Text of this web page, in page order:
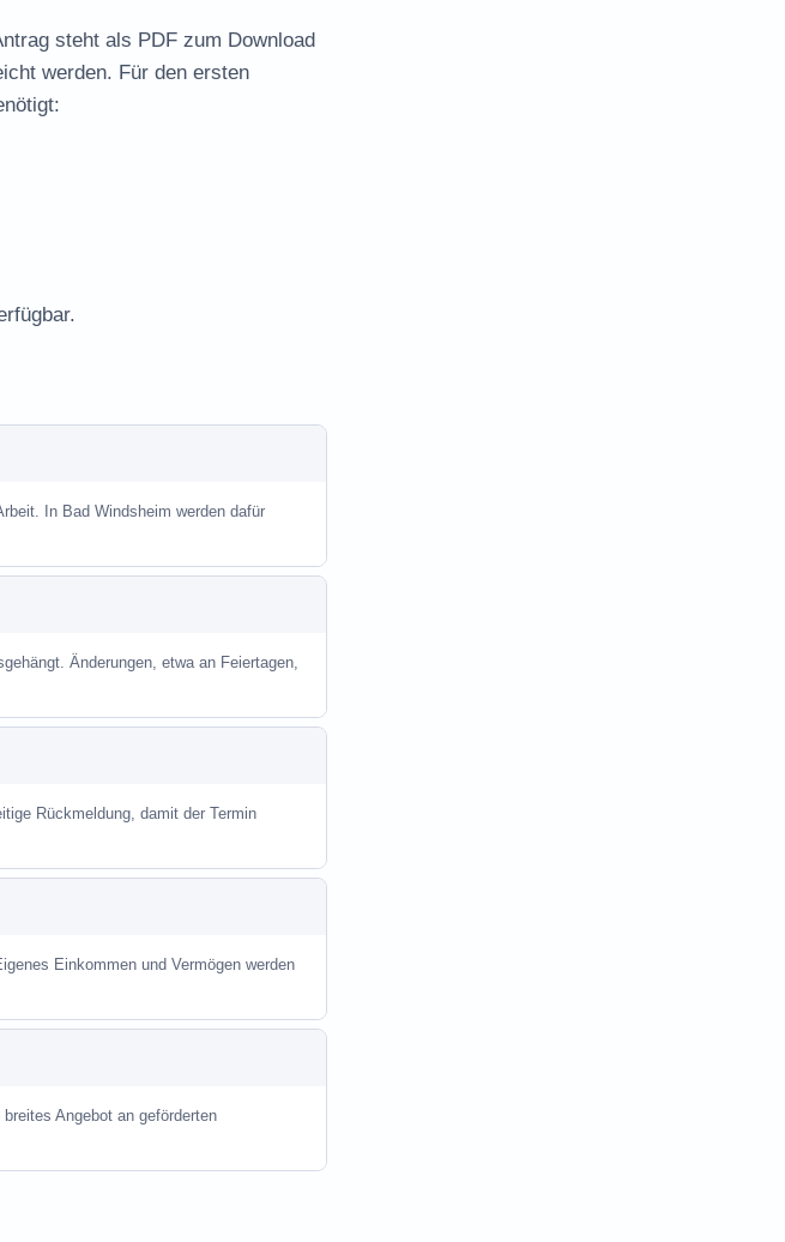
steht als PDF zum Download
werden. Für den ersten
In Bad Windsheim werden dafür
Änderungen, etwa an Feiertagen,
Rückmeldung, damit der Termin
Einkommen und Vermögen werden
Angebot an geförderten